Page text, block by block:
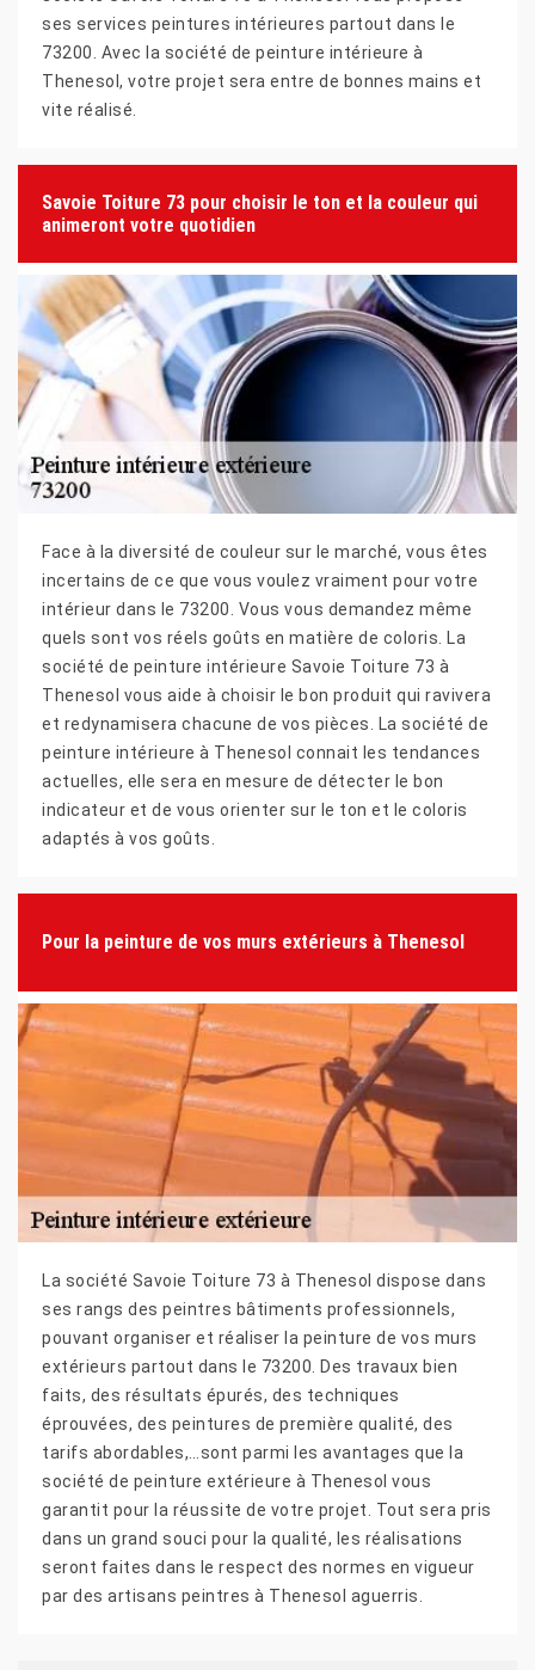
ses services peintures intérieures partout dans le
73200. Avec la société de peinture intérieure à
Thenesol, votre projet sera entre de bonnes mains et
vite réalisé.
Savoie Toiture 73 pour choisir le ton et la couleur qui
animeront votre quotidien
Face à la diversité de couleur sur le marché, vous êtes
incertains de ce que vous voulez vraiment pour votre
intérieur dans le 73200. Vous vous demandez même
quels sont vos réels goûts en matière de coloris. La
société de peinture intérieure Savoie Toiture 73 à
Thenesol vous aide à choisir le bon produit qui ravivera
et redynamisera chacune de vos pièces. La société de
peinture intérieure à Thenesol connait les tendances
actuelles, elle sera en mesure de détecter le bon
indicateur et de vous orienter sur le ton et le coloris
adaptés à vos goûts.
Pour la peinture de vos murs extérieurs à Thenesol
La société Savoie Toiture 73 à Thenesol dispose dans
ses rangs des peintres bâtiments professionnels,
pouvant organiser et réaliser la peinture de vos murs
extérieurs partout dans le 73200. Des travaux bien
faits, des résultats épurés, des techniques
éprouvées, des peintures de première qualité, des
tarifs abordables,…sont parmi les avantages que la
société de peinture extérieure à Thenesol vous
garantit pour la réussite de votre projet. Tout sera pris
dans un grand souci pour la qualité, les réalisations
seront faites dans le respect des normes en vigueur
par des artisans peintres à Thenesol aguerris.